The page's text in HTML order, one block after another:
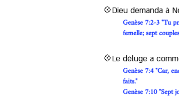
💠Dieu demanda à
Genèse 7:2-3 "Tu
femelle; sept
💠Le déluge a
Genèse 7:4 "Car,
faits."
Genèse 7:10 "Sept